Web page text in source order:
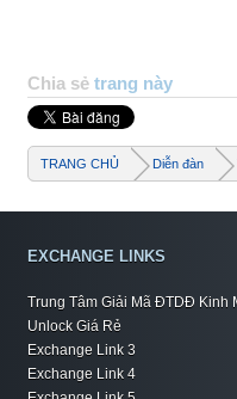
Chia sẻ trang này
TRANG CHỦ Diễn đàn
EXCHANGE LINKS
Trung Tâm Giải Mã ĐTDĐ Kinh
Unlock Giá Rẻ
Exchange Link 3
Exchange Link 4